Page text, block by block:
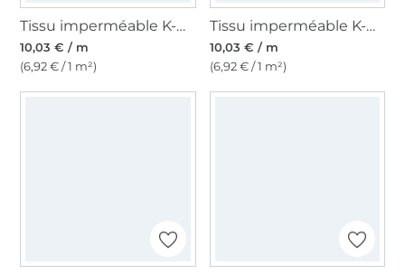
Tissu imperméable K-way léger Uni, vieux rose
10,03 € / m
(6,92 € / 1 m²)
Tissu imperméable K-way léger Uni, crème
10,03 € / m
(6,92 € / 1 m²)